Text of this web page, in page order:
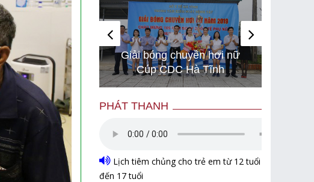
người chạy
đất để bảo
ở Israel
Giải bóng chuyền hơi nữ
Cúp CDC Hà Tĩnh
PHÁT THANH
Lịch tiêm chủng cho trẻ em từ 12 tuổi
đến 17 tuổi